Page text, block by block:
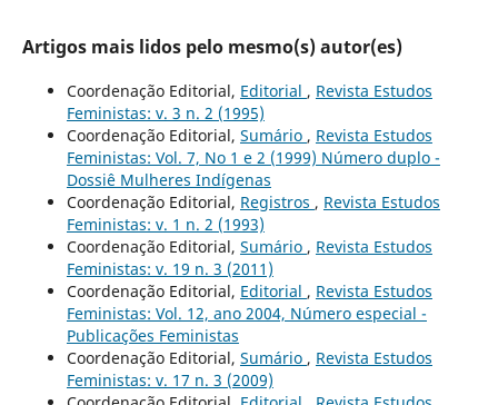
Artigos mais lidos pelo mesmo(s) autor(es)
Coordenação Editorial, Editorial , Revista Estudos
Feministas: v. 3 n. 2 (1995)
Coordenação Editorial, Sumário , Revista Estudos
Feministas: Vol. 7, No 1 e 2 (1999) Número duplo -
Dossiê Mulheres Indígenas
Coordenação Editorial, Registros , Revista Estudos
Feministas: v. 1 n. 2 (1993)
Coordenação Editorial, Sumário , Revista Estudos
Feministas: v. 19 n. 3 (2011)
Coordenação Editorial, Editorial , Revista Estudos
Feministas: Vol. 12, ano 2004, Número especial -
Publicações Feministas
Coordenação Editorial, Sumário , Revista Estudos
Feministas: v. 17 n. 3 (2009)